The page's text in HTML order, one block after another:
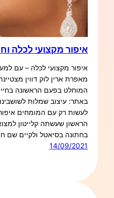
איפור מקצועי לכלה
איפור מקצועי לכלה – עם
מאפרת ארין לוק דווין
המוחלט בפעם הראשונה
באתר: עיצוב שמלות
לעשות רק עם המומחים
הראשון שעשתה קלייטון
בחתונה בסיאטל ולקיים שם
14/09/2021